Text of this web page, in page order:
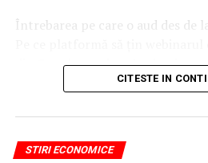
Întrebarea pe care o aud des de
din Google, nu doar lead-uri pe
scurt e că platforma contează,
Nu cel mai tare software câștigă,
conținutul liber, indexabil și ușor
CITESTE IN
STIRI ECONOMICE